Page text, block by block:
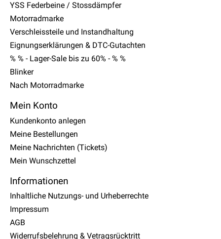
YSS Federbeine / Stossdämpfer
Motorradmarke
Verschleissteile und Instandhaltung
Eignungserklärungen & DTC-Gutachten
% % - Lager-Sale bis zu 60% - % %
Blinker
Nach Motorradmarke
Mein Konto
Kundenkonto anlegen
Meine Bestellungen
Meine Nachrichten (Tickets)
Mein Wunschzettel
Informationen
Inhaltliche Nutzungs- und Urheberrechte
Impressum
AGB
Widerrufsbelehrung & Vetragsrücktritt